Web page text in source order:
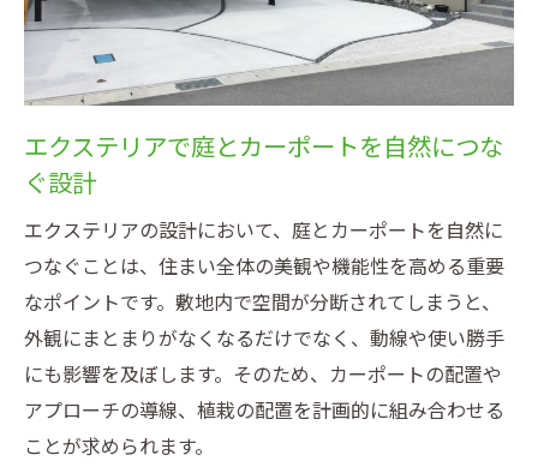
エクステリアで庭とカーポートを自然につな
ぐ設計
エクステリアの設計において、庭とカーポートを自然に
つなぐことは、住まい全体の美観や機能性を高める重要
なポイントです。敷地内で空間が分断されてしまうと、
外観にまとまりがなくなるだけでなく、動線や使い勝手
にも影響を及ぼします。そのため、カーポートの配置や
アプローチの導線、植栽の配置を計画的に組み合わせる
ことが求められます。